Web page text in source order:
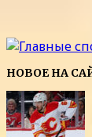
НОВОЕ НА